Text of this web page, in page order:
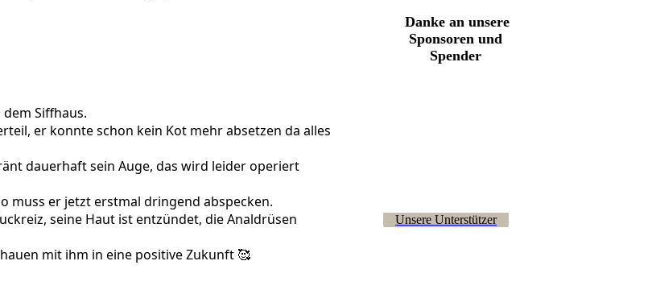
Siffhaus.
er konnte schon kein Kot mehr absetzen da alles
dauerhaft sein Auge, das wird leider operiert
muss er jetzt erstmal dringend abspecken.
seine Haut ist entzündet, die Analdrüsen
mit ihm in eine positive Zukunft 🥰
Danke an unsere
Sponsoren und
Spender
Unsere Unterstützer